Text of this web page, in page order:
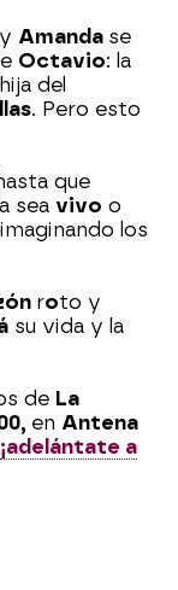
y Amanda se
Octavio: la
del
. Pero esto
que
sea vivo o
los
roto y
su vida y la
de La
en Antena
¡adelántate a